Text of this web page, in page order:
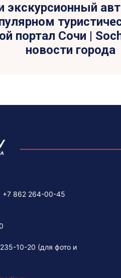
экскурсионный
портал Сочи |
новости города
+7 862 264-00-45
10-20 (для фото и